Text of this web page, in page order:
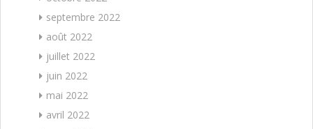
septembre 2022
août 2022
juillet 2022
juin 2022
mai 2022
avril 2022